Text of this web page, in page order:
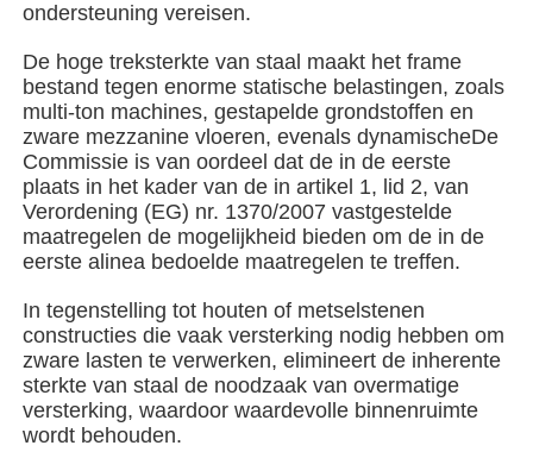
Over ons
Fabrieksreis
Kwaliteitscontrole
nieuws
Alle Gevallen
ondersteuning vereisen.
De hoge treksterkte van staal maakt het frame
bestand tegen enorme statische belastingen, zoals
multi-ton machines, gestapelde grondstoffen en
zware mezzanine vloeren, evenals dynamischeDe
Commissie is van oordeel dat de in de eerste
plaats in het kader van de in artikel 1, lid 2, van
Verordening (EG) nr. 1370/2007 vastgestelde
maatregelen de mogelijkheid bieden om de in de
eerste alinea bedoelde maatregelen te treffen.
In tegenstelling tot houten of metselstenen
constructies die vaak versterking nodig hebben om
zware lasten te verwerken, elimineert de inherente
sterkte van staal de noodzaak van overmatige
versterking, waardoor waardevolle binnenruimte
wordt behouden.